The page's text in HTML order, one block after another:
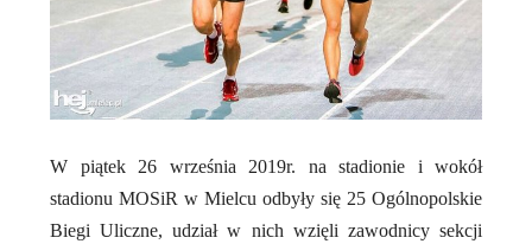
W piątek 26 września 2019r. na stadionie i wokół
stadionu MOSiR w Mielcu odbyły się 25 Ogólnopolskie
Biegi Uliczne, udział w nich wzięli zawodnicy sekcji